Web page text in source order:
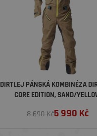
DIRTLEJ PÁNSKÁ KOMBINÉZA
CORE EDITION, SAND/
8 690 Kč5 990 Kč